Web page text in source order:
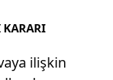
KARARI
ilişkin